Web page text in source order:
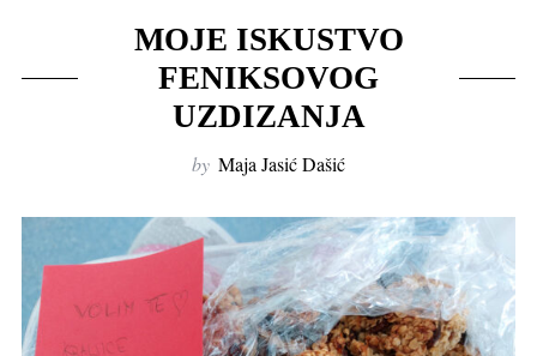
MOJE ISKUSTVO
FENIKSOVOG
UZDIZANJA
by Maja Jasić Dašić